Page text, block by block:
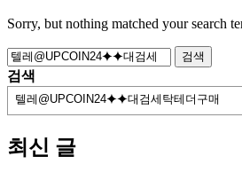
Sorry, but nothing matched your search
검
색:
검색
최신 글